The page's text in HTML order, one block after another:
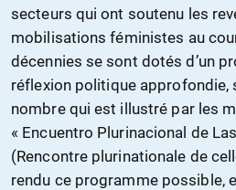
secteurs qui ont soutenu les
mobilisations féministes au
décennies se sont dotés d’un
réflexion politique approfondie,
nombre qui est illustré par les
« Encuentro Plurinacional de
(Rencontre plurinationale de
rendu ce programme possible,